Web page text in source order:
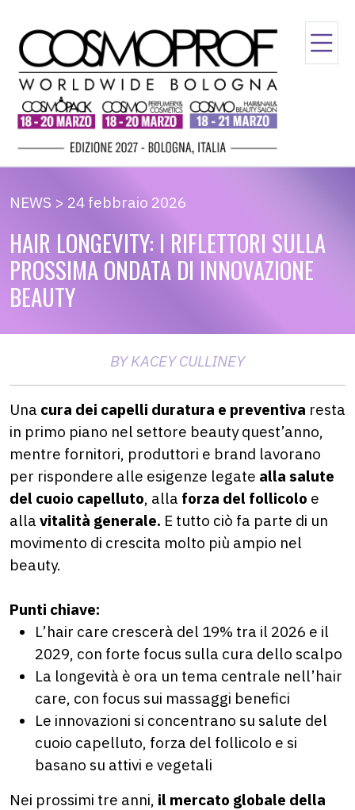
NEWS > 24 febbraio 2026
HAIR LONGEVITY: I RIFLETTORI SULLA
PROSSIMA ONDATA DI INNOVAZIONE
BEAUTY
BY KACEY CULLINEY
Una cura dei capelli duratura e preventiva resta
in primo piano nel settore beauty quest’anno,
mentre fornitori, produttori e brand lavorano
per rispondere alle esigenze legate alla salute
del cuoio capelluto, alla forza del follicolo e
alla vitalità generale. E tutto ciò fa parte di un
movimento di crescita molto più ampio nel
beauty.
Punti chiave:
L’hair care crescerà del 19% tra il 2026 e il
2029, con forte focus sulla cura dello scalpo
La longevità è ora un tema centrale nell’hair
care, con focus sui massaggi benefici
Le innovazioni si concentrano su salute del
cuoio capelluto, forza del follicolo e si
basano su attivi e vegetali
Nei prossimi tre anni, il mercato globale della